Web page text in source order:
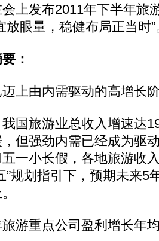
上发布2011年下半年旅
放眼量，稳健布局正当时”
：
由内需驱动的高增长
旅游业总收入增速达
但强劲内需已经成为驱
一小长假，各地旅游收
”规划指引下，预期未来5
重点公司盈利增长年